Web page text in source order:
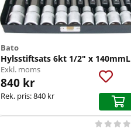
Bato
Hylsstiftsats 6kt 1/2" x 140mmL
Exkl. moms
840 kr
Rek. pris:840 kr
   